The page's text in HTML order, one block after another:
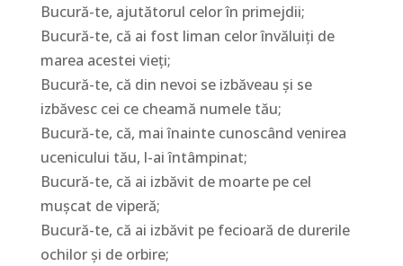
Bucură-te, ajutătorul celor în primejdii;
Bucură-te, că ai fost liman celor învăluiţi de
marea acestei vieţi;
Bucură-te, că din nevoi se izbăveau şi se
izbăvesc cei ce cheamă numele tău;
Bucură-te, că, mai înainte cunoscând venirea
ucenicului tău, l-ai întâmpinat;
Bucură-te, că ai izbăvit de moarte pe cel
muşcat de viperă;
Bucură-te, că ai izbăvit pe fecioară de durerile
ochilor şi de orbire;